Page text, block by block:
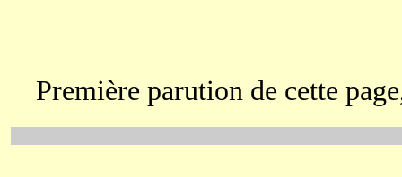
Première parution de cette